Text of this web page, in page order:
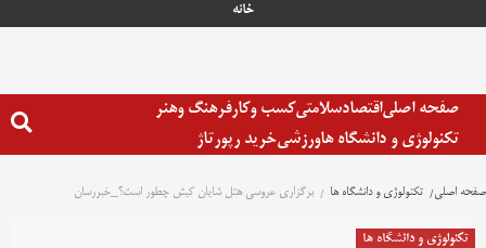
خانه
صفحه اصلیاقتصادسلامتیکسب وکارفرهنگ وهنر
تکنولوژی و دانشگاه هاورزشیخرید رپورتاژ
صفحه اصلی تکنولوژی و دانشگاه ها برگزاری عروسی هتل شایان کیش چطور است؟_خبررسان
تکنولوژی و دانشگاه ها